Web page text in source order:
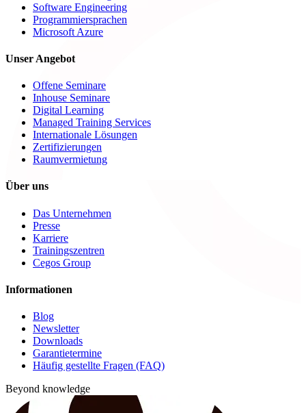
Software Engineering
Programmiersprachen
Microsoft Azure
Unser Angebot
Offene Seminare
Inhouse Seminare
Digital Learning
Managed Training Services
Internationale Lösungen
Zertifizierungen
Raumvermietung
Über uns
Das Unternehmen
Presse
Karriere
Trainingszentren
Cegos Group
Informationen
Blog
Newsletter
Downloads
Garantietermine
Häufig gestellte Fragen (FAQ)
Beyond knowledge